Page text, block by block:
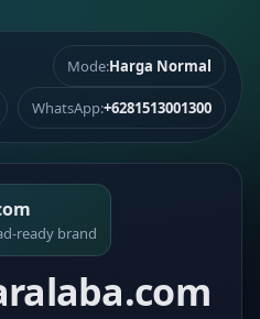
Mode:Harga Normal
WhatsApp:+6281513001300
ready brand